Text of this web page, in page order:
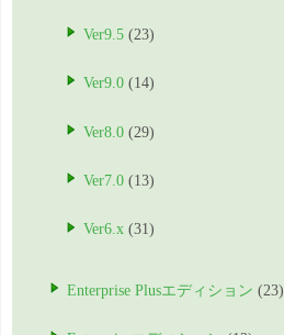
Ver9.5 (23)
Ver9.0 (14)
Ver8.0 (29)
Ver7.0 (13)
Ver6.x (31)
Enterprise Plusエディション (23)